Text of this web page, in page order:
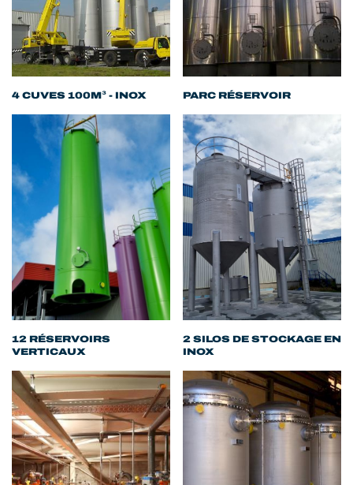
4 CUVES 100M³ - INOX PARC RÉSERVOIR
12 RÉSERVOIRS
VERTICAUX
2 SILOS DE STOCKAGE EN
INOX